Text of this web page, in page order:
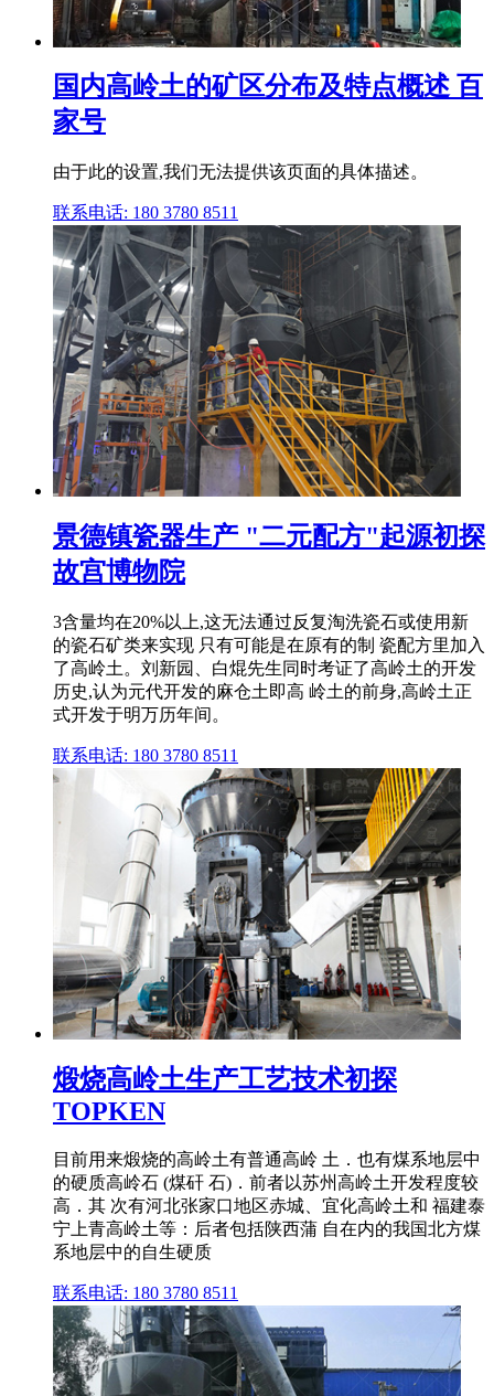
国内高岭土的矿区分布及特点概述 百
家号
由于此的设置,我们无法提供该页面的具体描述。
联系电话: 180 3780 8511
景德镇瓷器生产 "二元配方"起源初探
故宫博物院
3含量均在20%以上,这无法通过反复淘洗瓷石或使用新
的瓷石矿类来实现 只有可能是在原有的制 瓷配方里加入
了高岭土。刘新园、白焜先生同时考证了高岭土的开发
历史,认为元代开发的麻仓土即高 岭土的前身,高岭土正
式开发于明万历年间。
联系电话: 180 3780 8511
煅烧高岭土生产工艺技术初探
TOPKEN
目前用来煅烧的高岭土有普通高岭 土．也有煤系地层中
的硬质高岭石 (煤矸 石)．前者以苏州高岭土开发程度较
高．其 次有河北张家口地区赤城、宜化高岭土和 福建泰
宁上青高岭土等：后者包括陕西蒲 自在内的我国北方煤
系地层中的自生硬质
联系电话: 180 3780 8511